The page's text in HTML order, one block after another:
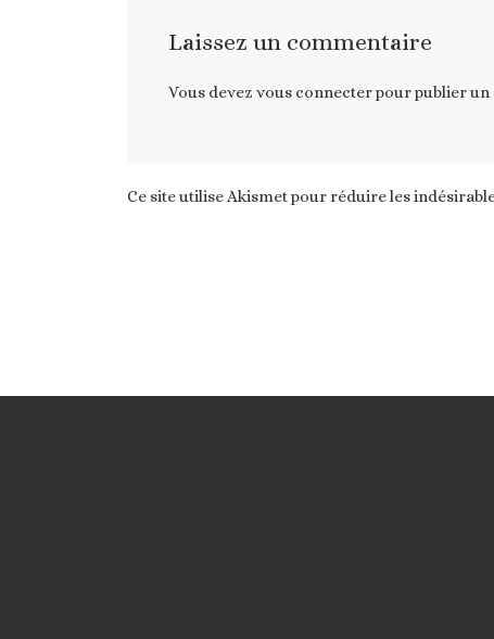
Laissez un commentaire
Vous devez vous connecterpour publier un
Ce site utilise Akismet pour réduire les